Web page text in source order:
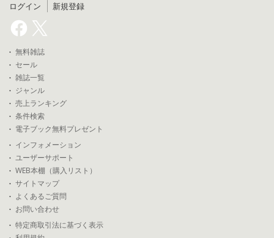
ログイン 新規登録
無料雑誌
セール
雑誌一覧
ジャンル
売上ランキング
条件検索
電子ブック無料プレゼント
インフォメーション
ユーザーサポート
WEB本棚（購入リスト）
サイトマップ
よくあるご質問
お問い合わせ
特定商取引法に基づく表示